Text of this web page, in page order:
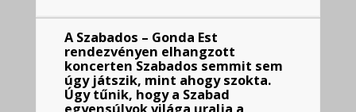
A Szabados – Gonda Est
rendezvényen elhangzott
koncerten Szabados semmit sem
úgy játszik, mint ahogy szokta.
Úgy tűnik, hogy a Szabad